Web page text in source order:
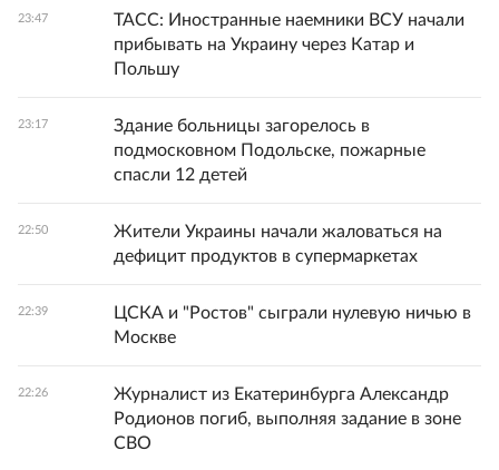
23:47
ТАСС: Иностранные наемники ВСУ начали
прибывать на Украину через Катар и
Польшу
23:17
Здание больницы загорелось в
подмосковном Подольске, пожарные
спасли 12 детей
22:50
Жители Украины начали жаловаться на
дефицит продуктов в супермаркетах
22:39
ЦСКА и "Ростов" сыграли нулевую ничью в
Москве
22:26
Журналист из Екатеринбурга Александр
Родионов погиб, выполняя задание в зоне
СВО